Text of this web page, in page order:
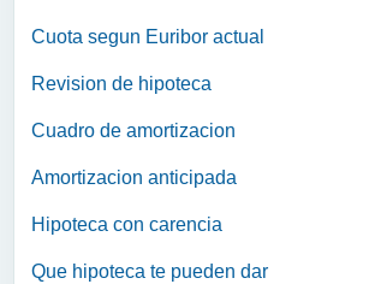
Cuota segun Euribor actual
Revision de hipoteca
Cuadro de amortizacion
Amortizacion anticipada
Hipoteca con carencia
Que hipoteca te pueden dar